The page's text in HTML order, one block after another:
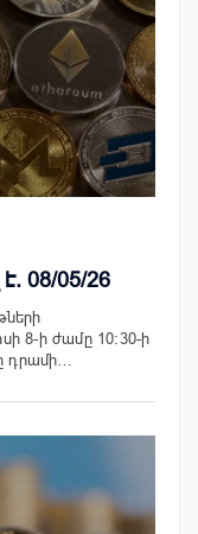
08/05/26
8-ի ժամը 10:30-ի
դրամի…